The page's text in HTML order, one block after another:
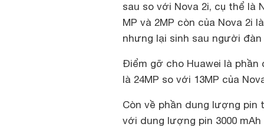
sau so với Nova 2i, cụ thể là
MP và 2MP còn của Nova 2i
nhưng lại sinh sau người
Điểm gỡ cho Huawei là
là 24MP so với 13MP của
Còn về phần dung lượng pin
với dung lượng pin 3000